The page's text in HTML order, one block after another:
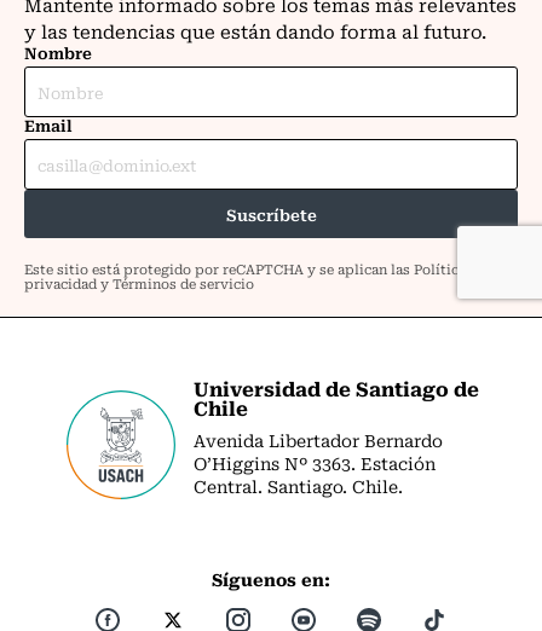
Universidad de Santiago de
Chile
Avenida Libertador Bernardo
O’Higgins Nº 3363. Estación
Central. Santiago. Chile.
Síguenos en: